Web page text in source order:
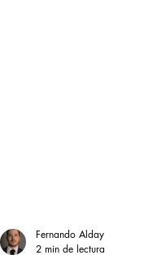
Fernando Alday
2 min de lectura